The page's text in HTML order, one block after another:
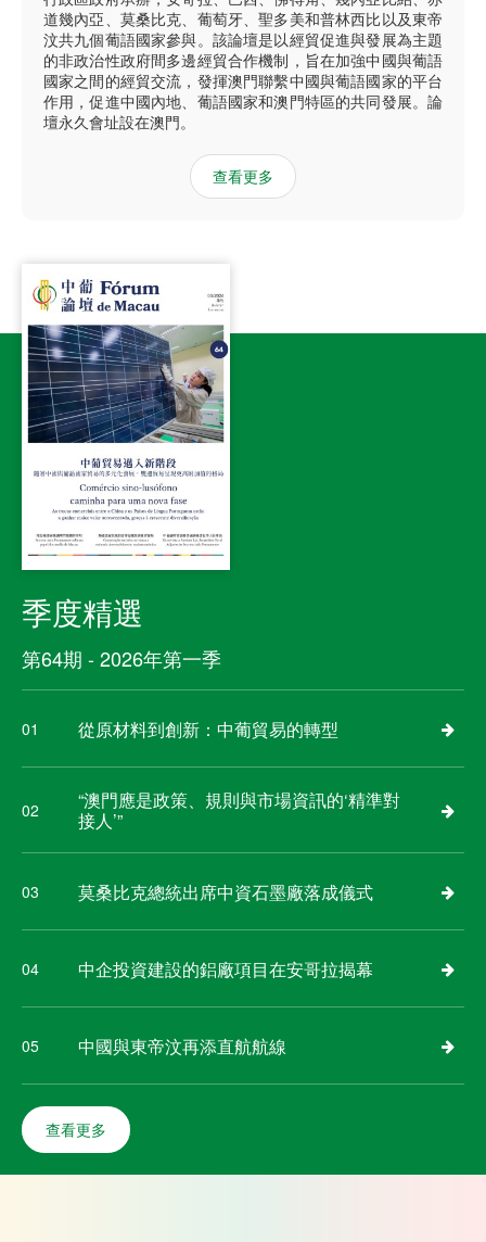
道幾內亞、莫桑比克、葡萄牙、聖多美和普林西比以及東帝
汶共九個葡語國家參與。該論壇是以經貿促進與發展為主題
的非政治性政府間多邊經貿合作機制，旨在加強中國與葡語
國家之間的經貿交流，發揮澳門聯繫中國與葡語國家的平台
作用，促進中國內地、葡語國家和澳門特區的共同發展。論
壇永久會址設在澳門。
查看更多
季度精選
第64期 - 2026年第一季
01 從原材料到創新：中葡貿易的轉型
02
“澳門應是政策、規則與市場資訊的‘精準對
接人’”
03 莫桑比克總統出席中資石墨廠落成儀式
04 中企投資建設的鋁廠項目在安哥拉揭幕
05 中國與東帝汶再添直航航線
查看更多